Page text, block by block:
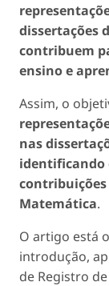
dissertações
contribuem
ensino e
Assim, o
nas
identificando
contribuições
Matemática.
O artigo está
introdução,
de Registro